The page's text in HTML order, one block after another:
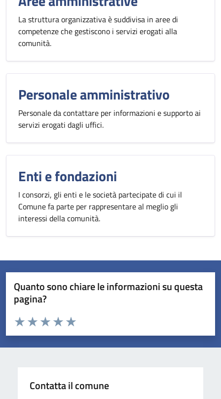
La struttura organizzativa è suddivisa in aree di
competenze che gestiscono i servizi erogati alla
comunità.
Personale amministrativo
Personale da contattare per informazioni e supporto ai
servizi erogati dagli uffici.
Enti e fondazioni
I consorzi, gli enti e le società partecipate di cui il
Comune fa parte per rappresentare al meglio gli
interessi della comunità.
Quanto sono chiare le informazioni su questa
pagina?
Valuta da 1 a 5 stelle la pagina
Valuta 5 stelle su 5
Valuta 4 stelle su 5
Valuta 3 stelle su 5
Valuta 2 stelle su 5
Valuta 1 stelle su 5
Contatta il comune